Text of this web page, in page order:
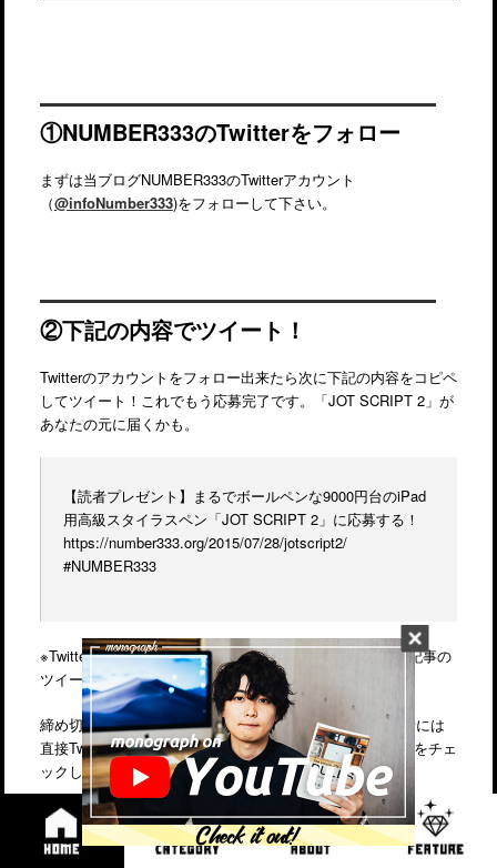
①NUMBER333のTwitterをフォロー
まずは当ブログNUMBER333のTwitterアカウント
（@infoNumber333)をフォローして下さい。
②下記の内容でツイート！
Twitterのアカウントをフォロー出来たら次に下記の内容をコピペ
してツイート！これでもう応募完了です。「JOT SCRIPT 2」が
あなたの元に届くかも。
【読者プレゼント】まるでボールペンな9000円台のiPad
用高級スタイラスペン「JOT SCRIPT 2」に応募する！
https://number333.org/2015/07/28/jotscript2/
#NUMBER333
※Twitterアカウントを既にフォローして下さっている方は記事の
ツイートだけでエントリー可能です。
締め切りはちょうど一週間後の来週8月4日（火）
！当選者には
直接Twitterからご連絡させていただきますのでメッセージをチェ
ックしておいて下さい。
それではご応募、お待ちしておりまーす！